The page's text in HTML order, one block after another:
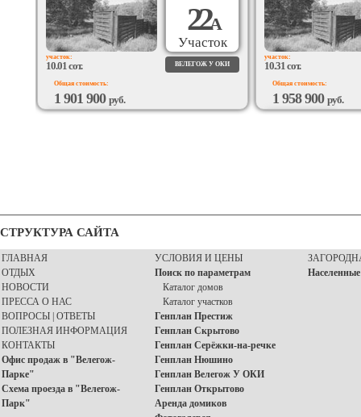
22А
Участок
участок:
10.01 сот. ВЕЛЕГОЖ У ОКИ
Общая стоимость:
1 901 900 руб.
ВОЗМОЖЕН
участок:
10.31 сот.
Общая стоимость:
1 958 900 руб.
ВОЗМОЖЕН
СТРУКТУРА САЙТА
ГЛАВНАЯ
ОТДЫХ
НОВОСТИ
ПРЕССА О НАС
ВОПРОСЫ | ОТВЕТЫ
ПОЛЕЗНАЯ ИНФОРМАЦИЯ
КОНТАКТЫ
Офис продаж в "Велегож-
Парке"
Схема проезда в "Велегож-
Парк"
УСЛОВИЯ И ЦЕНЫ
Поиск по параметрам
Каталог домов
Каталог участков
Генплан Престиж
Генплан Скрытово
Генплан Серёжки-на-речке
Генплан Нюшино
Генплан Велегож У ОКИ
Генплан Открытово
Аренда домиков